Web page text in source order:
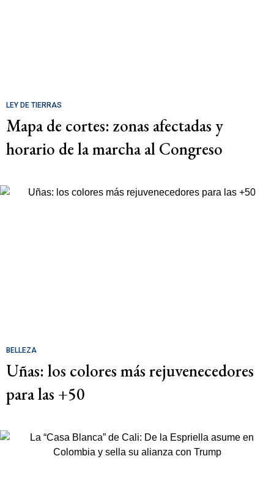
LEY DE TIERRAS
Mapa de cortes: zonas afectadas y
horario de la marcha al Congreso
BELLEZA
Uñas: los colores más rejuvenecedores
para las +50